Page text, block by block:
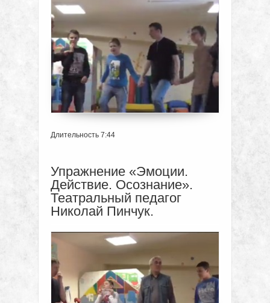
Длительность 7:44
Упражнение «Эмоции.
Действие. Осознание».
Театральный педагог
Николай Пинчук.